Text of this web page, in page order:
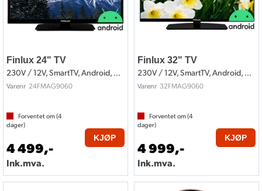
Finlux 24" TV
230V / 12V, SmartTV, Android, WiFi
Varenr 24FMAG9060
Forventet om (4
dager)
4 499,-
Ink.mva.
KJØP
Finlux 32" TV
230V / 12V, SmartTV, Android, WiFi
Varenr 32FMAG9060
Forventet om (4
dager)
4 999,-
Ink.mva.
KJØP